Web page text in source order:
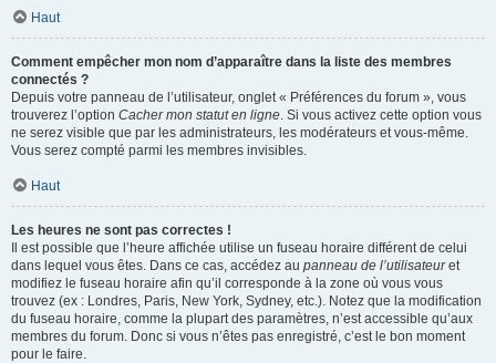
Haut
Comment empêcher mon nom d’apparaître dans la liste des membres
connectés ?
Depuis votre panneau de l’utilisateur, onglet « Préférences du forum », vous
trouverez l’option Cacher mon statut en ligne . Si vous activez cette option vous
ne serez visible que par les administrateurs, les modérateurs et vous-même.
Vous serez compté parmi les membres invisibles.
Haut
Les heures ne sont pas correctes !
Il est possible que l’heure affichée utilise un fuseau horaire différent de celui
dans lequel vous êtes. Dans ce cas, accédez au panneau de l’utilisateuret
modifiez le fuseau horaire afin qu’il corresponde à la zone où vous vous
trouvez (ex : Londres, Paris, New York, Sydney, etc.). Notez que la modification
du fuseau horaire, comme la plupart des paramètres, n’est accessible qu’aux
membres du forum. Donc si vous n’êtes pas enregistré, c’est le bon moment
pour le faire.